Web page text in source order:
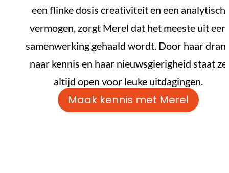
een flinke dosis creativiteit en een analytisch
vermogen, zorgt Merel dat het meeste uit een
samenwerking gehaald wordt. Door haar
naar kennis en haar nieuwsgierigheid staat ze
altijd open voor leuke uitdagingen.
Maak kennis met Merel